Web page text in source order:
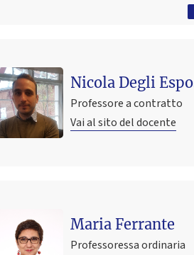
Nicola Degli
Professore a contratto
Vai al sito del docente
Maria Ferrante
Professoressa ordinaria